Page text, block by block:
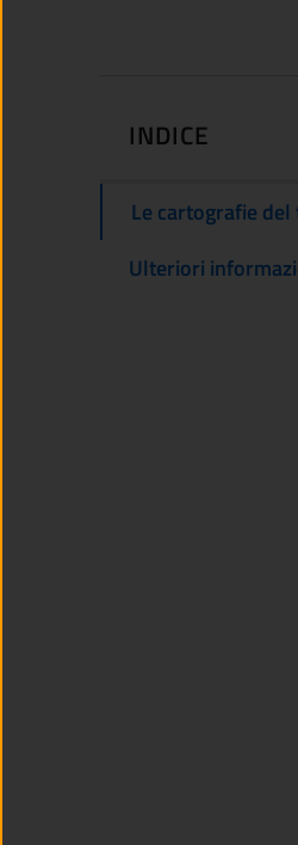
INDICE
Le cartografie
Ulteriori